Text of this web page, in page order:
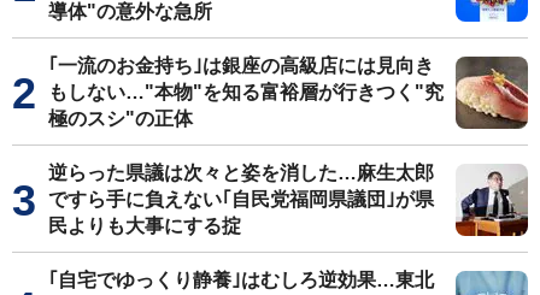
導体"の意外な急所
｢一流のお金持ち｣は銀座の高級店には見向き
もしない…"本物"を知る富裕層が行きつく"究
極のスシ"の正体
逆らった県議は次々と姿を消した…麻生太郎
ですら手に負えない｢自民党福岡県議団｣が県
民よりも大事にする掟
｢自宅でゆっくり静養｣はむしろ逆効果…東北